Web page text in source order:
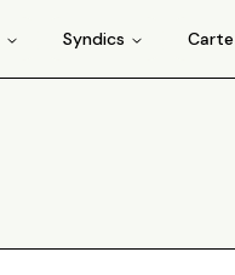
Syndics Carte